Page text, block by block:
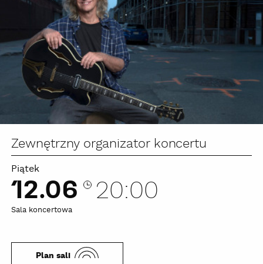
Zewnętrzny organizator koncertu
Piątek
12.06 20:00
Sala koncertowa
Plan sali